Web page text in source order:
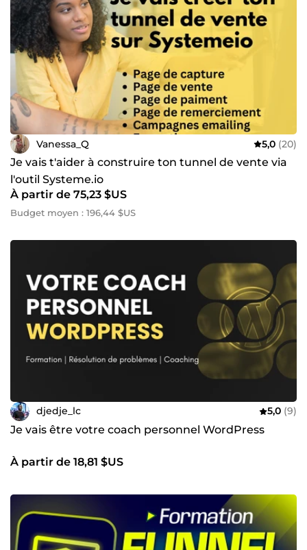
Vanessa_Q 5,0 (20)
Je vais t'aider à construire ton tunnel de vente via
l'outil Systeme.io
À partir de 75,23 $US
Budget moyen : 196,44 $US
djedje_lc 5,0 (9)
Je vais être votre coach personnel WordPress
À partir de 18,81 $US